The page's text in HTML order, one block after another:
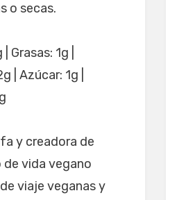
o secas.
1g |
| Azúcar: 1g |
y creadora de
de vida vegano
viaje veganas y